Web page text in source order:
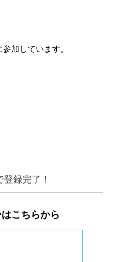
加しています。
録完了！
こちらから